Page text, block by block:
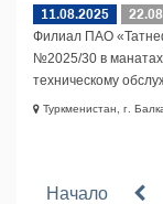
11.08.2025
Филиал ПАО
№2025/30 в манатах
техническому
Туркменистан, г.
Начало